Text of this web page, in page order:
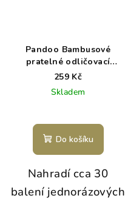
Pandoo Bambusové
pratelné odličovací
tamponky 10 ks
259 Kč
Skladem
Do košíku
Nahradí cca 30
balení jednorázových